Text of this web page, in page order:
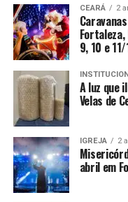
CEARÁ 2
9, 10 e 11/
A luz que
Velas de
IGREJA 2
abril em